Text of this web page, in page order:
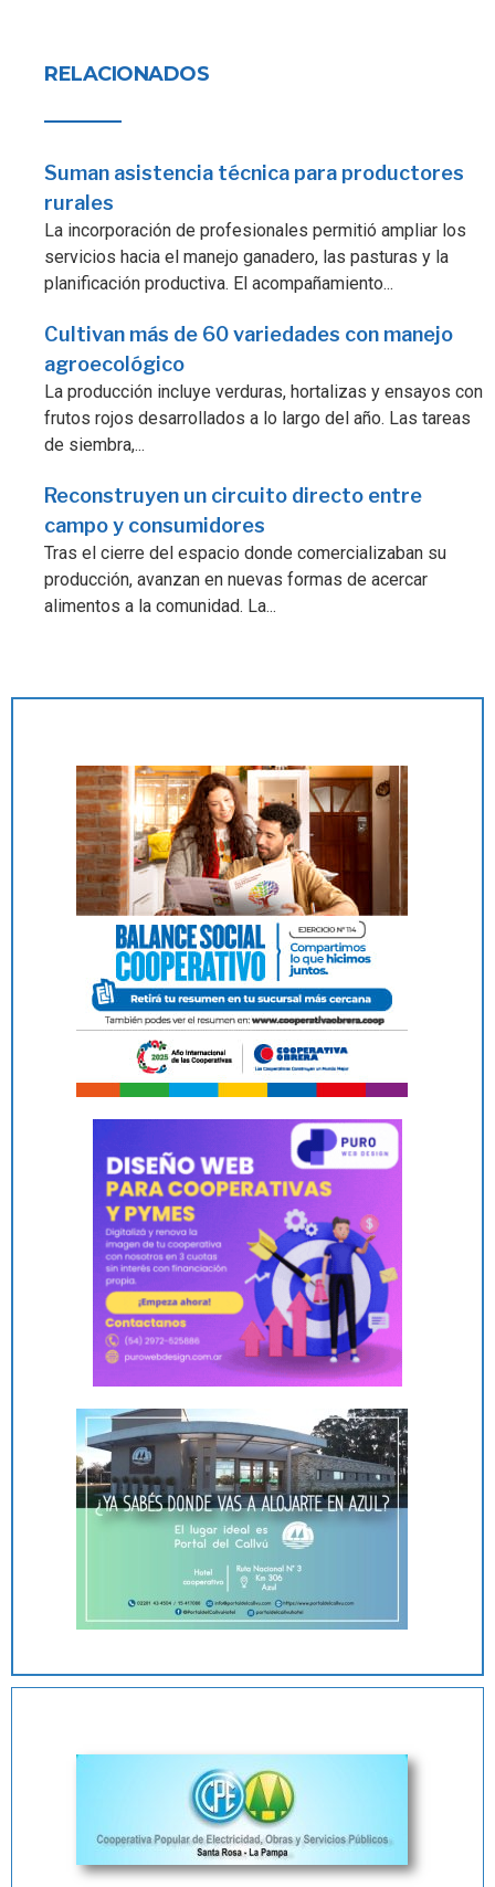
RELACIONADOS
Suman asistencia técnica para productores
rurales
La incorporación de profesionales permitió ampliar los
servicios hacia el manejo ganadero, las pasturas y la
planificación productiva. El acompañamiento...
Cultivan más de 60 variedades con manejo
agroecológico
La producción incluye verduras, hortalizas y ensayos con
frutos rojos desarrollados a lo largo del año. Las tareas
de siembra,...
Reconstruyen un circuito directo entre
campo y consumidores
Tras el cierre del espacio donde comercializaban su
producción, avanzan en nuevas formas de acercar
alimentos a la comunidad. La...